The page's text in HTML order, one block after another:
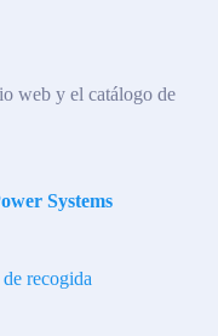
web y el catálogo de
Systems
recogida